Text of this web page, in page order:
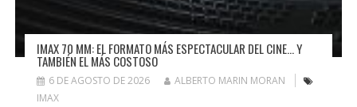
IMAX 70 MM: EL FORMATO MÁS ESPECTACULAR DEL CINE… Y
TAMBIÉN EL MÁS COSTOSO
6 DE AGOSTO DE 2026
ALBERTO MARIN MORAN
IMAX